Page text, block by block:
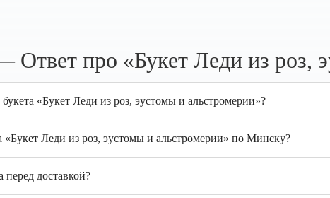
Ответ про «Букет Леди из роз,
«Букет Леди из роз, эустомы и альстромерии»?
«Букет Леди из роз, эустомы и альстромерии» по Минску?
перед доставкой?